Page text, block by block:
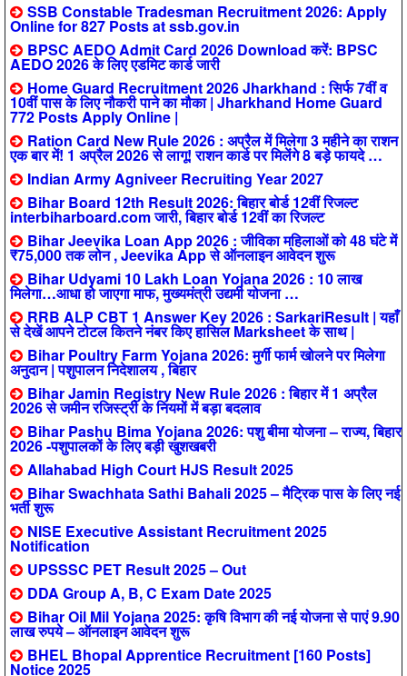
SSB Constable Tradesman Recruitment 2026: Apply
Online for 827 Posts at ssb.gov.in
BPSC AEDO Admit Card 2026 Download करें: BPSC
AEDO 2026 के लिए एडमिट कार्ड जारी
Home Guard Recruitment 2026 Jharkhand : सिर्फ 7वीं व
10वीं पास के लिए नौकरी पाने का मौका | Jharkhand Home Guard
772 Posts Apply Online |
Ration Card New Rule 2026 : अप्रैल में मिलेगा 3 महीने का राशन
एक बार में! 1 अप्रैल 2026 से लागू! राशन कार्ड पर मिलेंगे 8 बड़े फायदे …
Indian Army Agniveer Recruiting Year 2027
Bihar Board 12th Result 2026: बिहार बोर्ड 12वीं रिजल्ट
interbiharboard.com जारी, बिहार बोर्ड 12वीं का रिजल्ट
Bihar Jeevika Loan App 2026 : जीविका महिलाओं को 48 घंटे में
₹75,000 तक लोन , Jeevika App से ऑनलाइन आवेदन शुरू
Bihar Udyami 10 Lakh Loan Yojana 2026 : 10 लाख
मिलेगा…आधा हो जाएगा माफ, मुख्यमंत्री उद्यमी योजना …
RRB ALP CBT 1 Answer Key 2026 : SarkariResult | यहाँ
से देखें आपने टोटल कितने नंबर किए हासिल Marksheet के साथ |
Bihar Poultry Farm Yojana 2026: मुर्गी फार्म खोलने पर मिलेगा
अनुदान | पशुपालन निदेशालय , बिहार
Bihar Jamin Registry New Rule 2026 : बिहार में 1 अप्रैल
2026 से जमीन रजिस्ट्री के नियमों में बड़ा बदलाव
Bihar Pashu Bima Yojana 2026: पशु बीमा योजना – राज्य, बिहार
2026 -पशुपालकों के लिए बड़ी खुशखबरी
Allahabad High Court HJS Result 2025
Bihar Swachhata Sathi Bahali 2025 – मैट्रिक पास के लिए नई
भर्ती शुरू
NISE Executive Assistant Recruitment 2025
Notification
UPSSSC PET Result 2025 – Out
DDA Group A, B, C Exam Date 2025
Bihar Oil Mil Yojana 2025: कृषि विभाग की नई योजना से पाएं 9.90
लाख रुपये – ऑनलाइन आवेदन शुरू
BHEL Bhopal Apprentice Recruitment [160 Posts]
Notice 2025